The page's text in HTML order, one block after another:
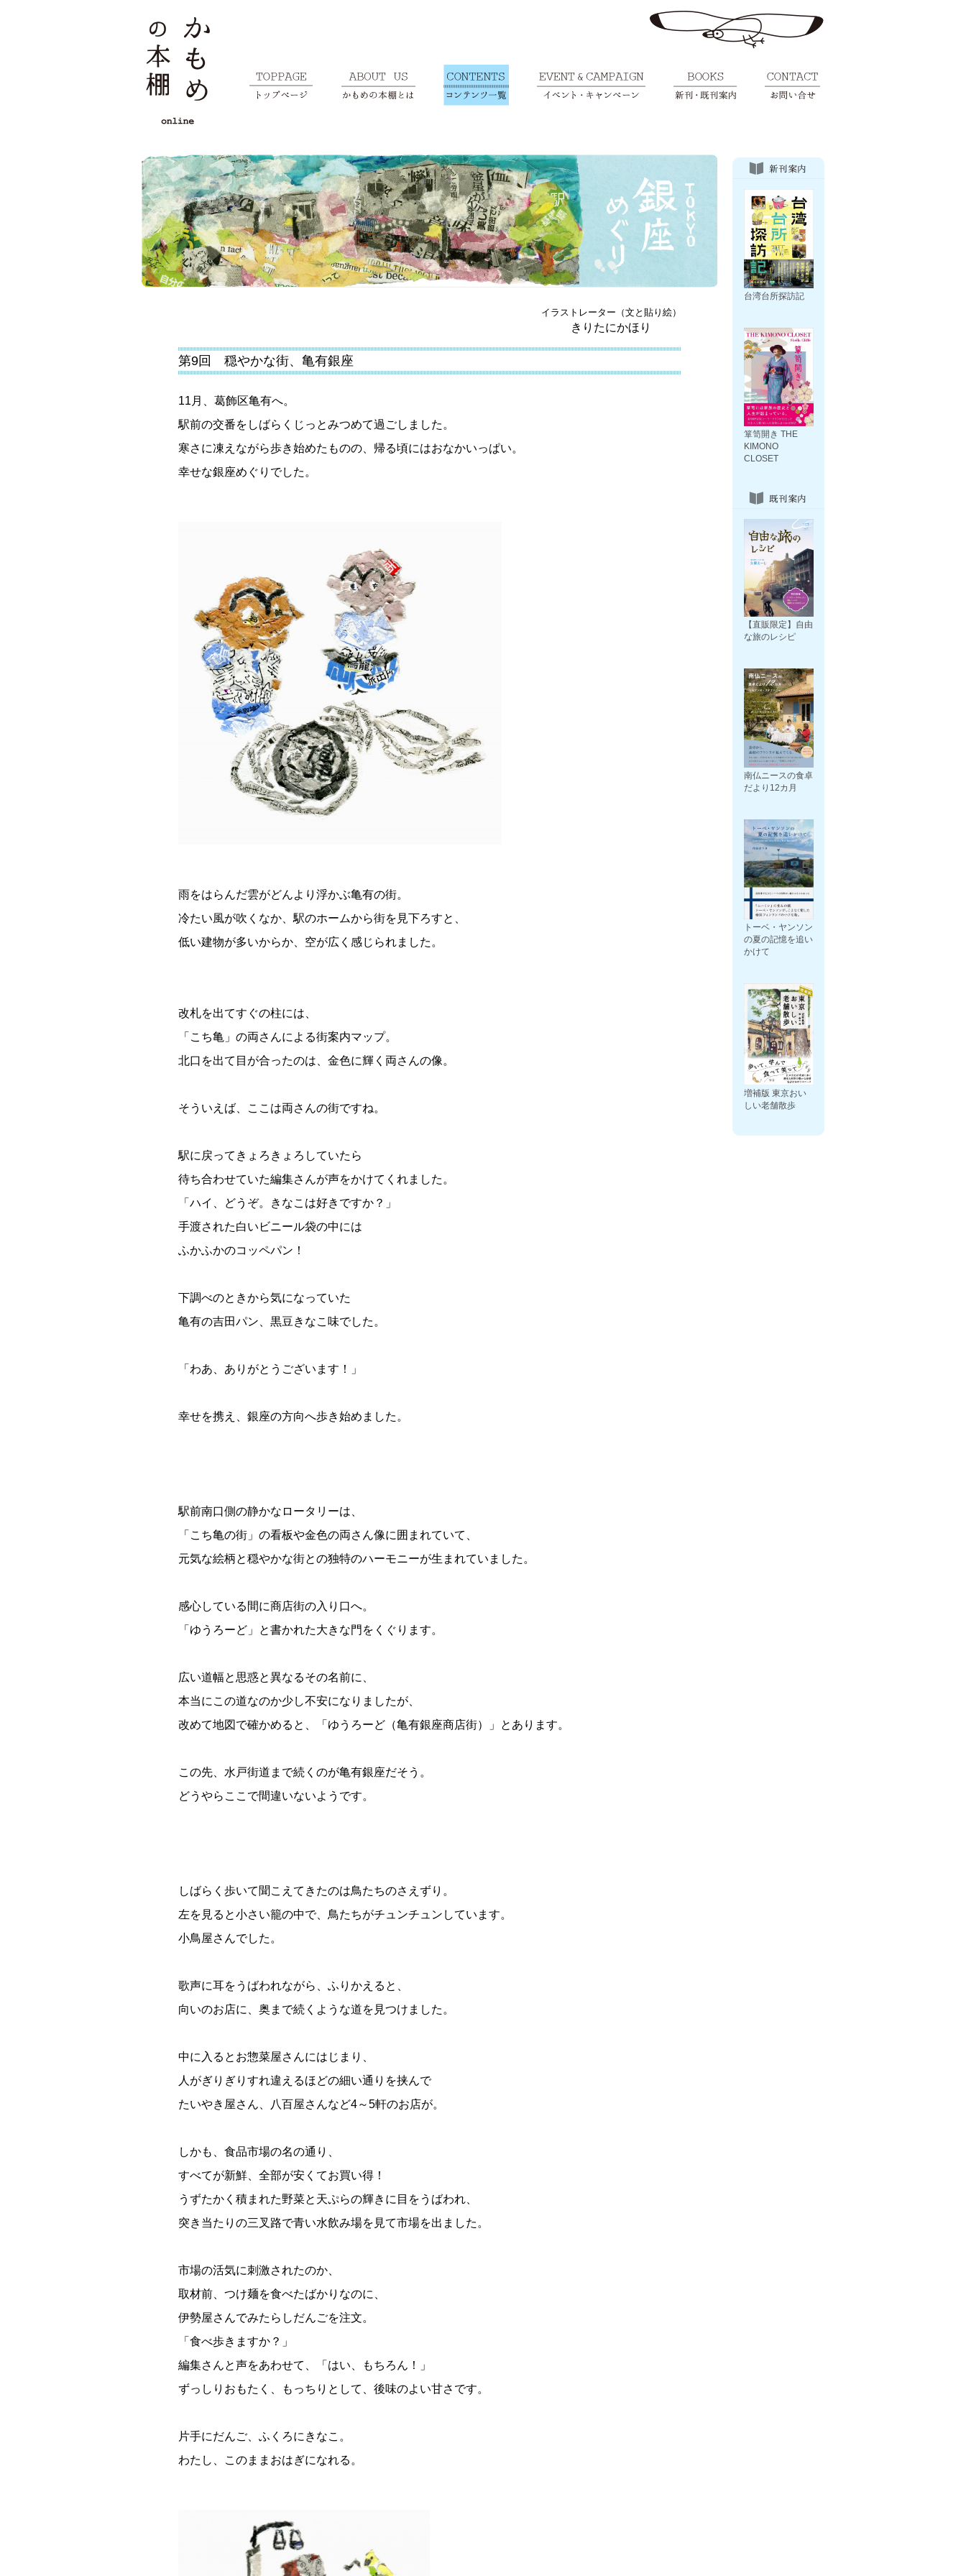
イラストレーター（文と貼り絵）
きりたにかほり
第9回 穏やかな街、亀有銀座
11月、葛飾区亀有へ。
駅前の交番をしばらくじっとみつめて過ごしました。
寒さに凍えながら歩き始めたものの、帰る頃にはおなかいっぱい。
幸せな銀座めぐりでした。
雨をはらんだ雲がどんより浮かぶ亀有の街。
冷たい風が吹くなか、駅のホームから街を見下ろすと、
低い建物が多いからか、空が広く感じられました。
改札を出てすぐの柱には、
「こち亀」の両さんによる街案内マップ。
北口を出て目が合ったのは、金色に輝く両さんの像。
そういえば、ここは両さんの街ですね。
駅に戻ってきょろきょろしていたら
待ち合わせていた編集さんが声をかけてくれました。
「ハイ、どうぞ。きなこは好きですか？」
手渡された白いビニール袋の中には
ふかふかのコッペパン！
下調べのときから気になっていた
亀有の吉田パン、黒豆きなこ味でした。
「わあ、ありがとうございます！」
幸せを携え、銀座の方向へ歩き始めました。
駅前南口側の静かなロータリーは、
「こち亀の街」の看板や金色の両さん像に囲まれていて、
元気な絵柄と穏やかな街との独特のハーモニーが生まれていました。
感心している間に商店街の入り口へ。
「ゆうろーど」と書かれた大きな門をくぐります。
広い道幅と思惑と異なるその名前に、
本当にこの道なのか少し不安になりましたが、
改めて地図で確かめると、「ゆうろーど（亀有銀座商店街）」とあります。
この先、水戸街道まで続くのが亀有銀座だそう。
どうやらここで間違いないようです。
しばらく歩いて聞こえてきたのは鳥たちのさえずり。
左を見ると小さい籠の中で、鳥たちがチュンチュンしています。
小鳥屋さんでした。
歌声に耳をうばわれながら、ふりかえると、
向いのお店に、奥まで続くような道を見つけました。
中に入るとお惣菜屋さんにはじまり、
人がぎりぎりすれ違えるほどの細い通りを挟んで
たいやき屋さん、八百屋さんなど4～5軒のお店が。
しかも、食品市場の名の通り、
すべてが新鮮、全部が安くてお買い得！
うずたかく積まれた野菜と天ぷらの輝きに目をうばわれ、
突き当たりの三叉路で青い水飲み場を見て市場を出ました。
市場の活気に刺激されたのか、
取材前、つけ麺を食べたばかりなのに、
伊勢屋さんでみたらしだんごを注文。
「食べ歩きますか？」
編集さんと声をあわせて、「はい、もちろん！」
ずっしりおもたく、もっちりとして、後味のよい甘さです。
片手にだんご、ふくろにきなこ。
わたし、このままおはぎになれる。
台湾台所探訪記
箪笥開き THE
KIMONO
CLOSET
【直販限定】自由
な旅のレシピ
南仏ニースの食卓
だより12カ月
トーベ・ヤンソン
の夏の記憶を追い
かけて
増補版 東京おい
しい老舗散歩